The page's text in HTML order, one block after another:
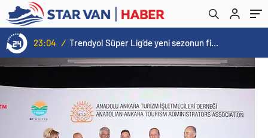
23:04 / Trendyol Süper Lig’de yeni sezonun fikstür tarihi açıklandı